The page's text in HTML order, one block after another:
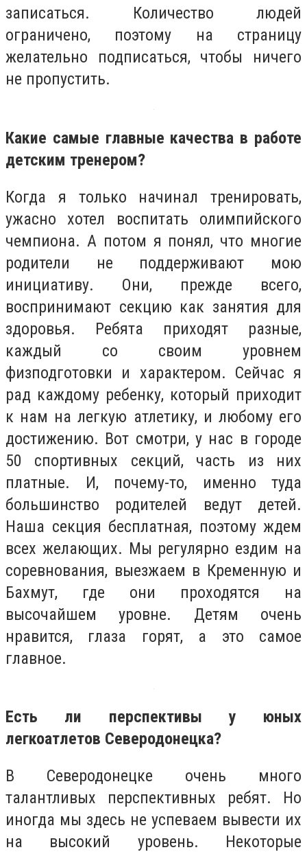
записаться. Количество людей
ограничено, поэтому на страницу
желательно подписаться, чтобы ничего
не пропустить.
Какие самые главные качества в работе
детским тренером?
Когда я только начинал тренировать,
ужасно хотел воспитать олимпийского
чемпиона. А потом я понял, что многие
родители не поддерживают мою
инициативу. Они, прежде всего,
воспринимают секцию как занятия для
здоровья. Ребята приходят разные,
каждый со своим уровнем
физподготовки и характером. Сейчас я
рад каждому ребенку, который приходит
к нам на легкую атлетику, и любому его
достижению. Вот смотри, у нас в городе
50 спортивных секций, часть из них
платные. И, почему-то, именно туда
большинство родителей ведут детей.
Наша секция бесплатная, поэтому ждем
всех желающих. Мы регулярно ездим на
соревнования, выезжаем в Кременную и
Бахмут, где они проходятся на
высочайшем уровне. Детям очень
нравится, глаза горят, а это самое
главное.
Есть ли перспективы у юных
легкоатлетов Северодонецка?
В Северодонецке очень много
талантливых перспективных ребят. Но
иногда мы здесь не успеваем вывести их
на высокий уровень. Некоторые